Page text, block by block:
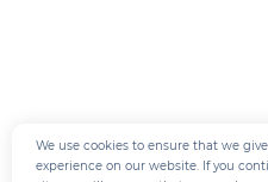
We use cookies to ensure that we
experience on our website. If you